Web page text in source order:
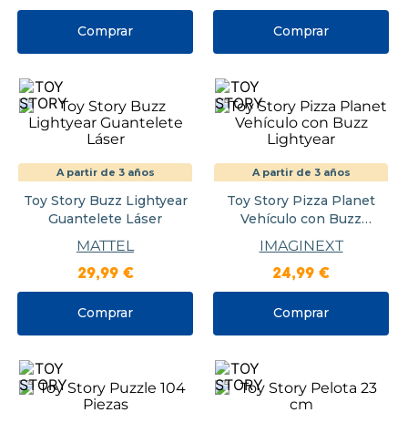
Comprar Comprar
A partir de 3 años
Toy Story Buzz Lightyear
Guantelete Láser
MATTEL
29,99 €
Comprar
A partir de 3 años
Toy Story Pizza Planet
Vehículo con Buzz
Lightyear
IMAGINEXT
24,99 €
Comprar